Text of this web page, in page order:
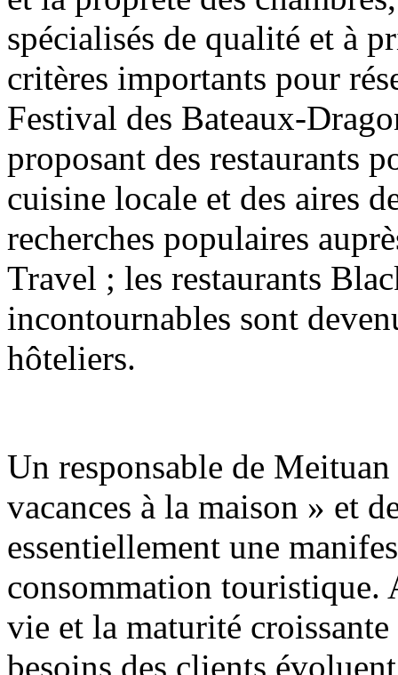
spécialisés de qualité et à
critères importants pour
Festival des Bateaux-
proposant des restaurants
cuisine locale et des aires
recherches populaires
Travel ; les restaurants
incontournables sont
hôteliers.
Un responsable de
vacances à la maison » et
essentiellement une
consommation touristique.
vie et la maturité
besoins des clients